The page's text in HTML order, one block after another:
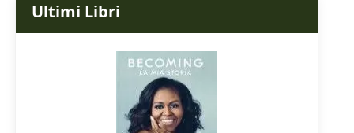
Ultimi Libri